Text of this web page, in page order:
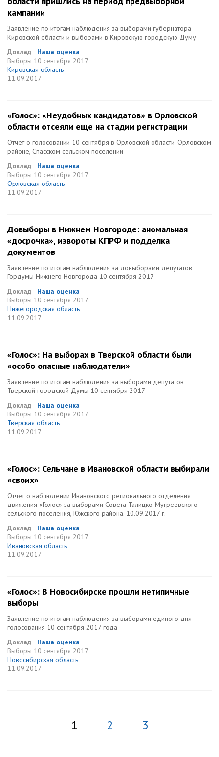
кампании
Заявление по итогам наблюдения за выборами губернатора
Кировской области и выборами в Кировскую городскую Думу
Доклад
Наша оценка
Выборы 10 сентября 2017
Кировская область
11.09.2017
«Голос»: «Неудобных кандидатов» в Орловской
области отсеяли еще на стадии регистрации
Отчет о голосовании 10 сентября в Орловской области, Орловском
районе, Спасском сельском поселении
Доклад
Наша оценка
Выборы 10 сентября 2017
Орловская область
11.09.2017
Довыборы в Нижнем Новгороде: аномальная
«досрочка», извороты КПРФ и подделка
документов
Заявление по итогам наблюдения за довыборами депутатов
Гордумы Нижнего Новгорода 10 сентября 2017
Доклад
Наша оценка
Выборы 10 сентября 2017
Нижегородская область
11.09.2017
«Голос»: На выборах в Тверской области были
«особо опасные наблюдатели»
Заявление по итогам наблюдения за выборами депутатов
Тверской городской Думы 10 сентября 2017
Доклад
Наша оценка
Выборы 10 сентября 2017
Тверская область
11.09.2017
«Голос»: Сельчане в Ивановской области выбирали
«своих»
Отчет о наблюдении Ивановского регионального отделения
движения «Голос» за выборами Совета Талицко-Мугреевского
сельского поселения, Южского района. 10.09.2017 г.
Доклад
Наша оценка
Выборы 10 сентября 2017
Ивановская область
11.09.2017
«Голос»: В Новосибирске прошли нетипичные
выборы
Заявление по итогам наблюдения за выборами единого дня
голосования 10 сентября 2017 года
Доклад
Наша оценка
Выборы 10 сентября 2017
Новосибирская область
11.09.2017
1 2 3